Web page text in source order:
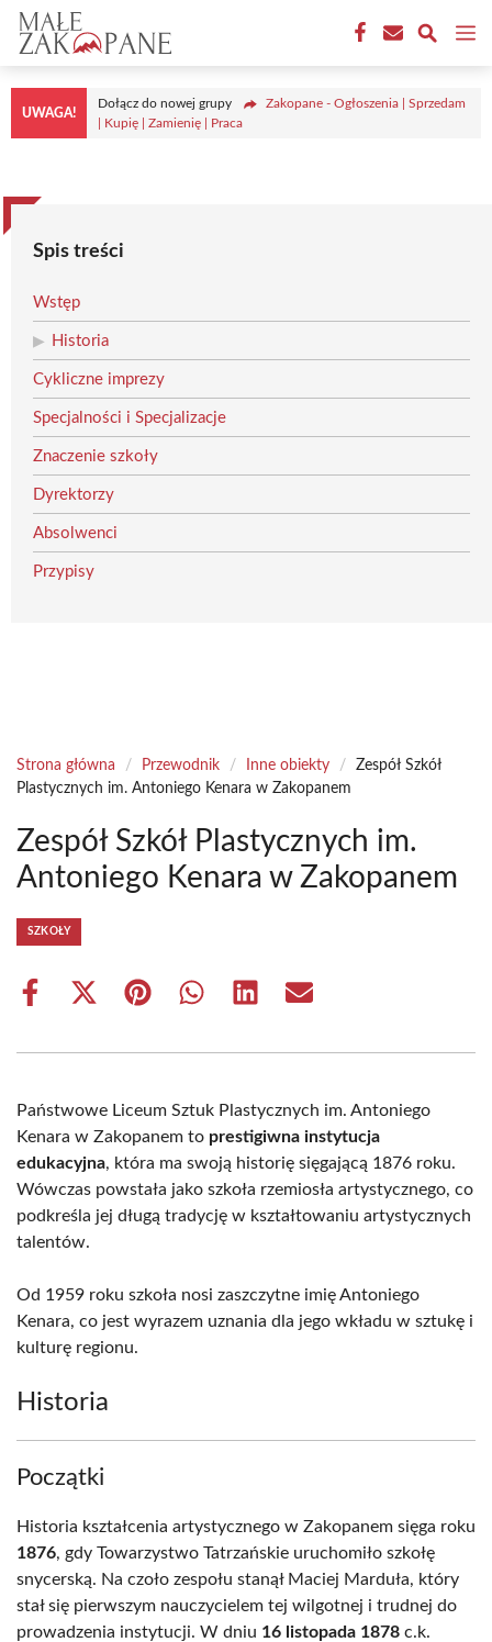
Przejdź
treści
UWAGA!
Dołącz do nowej grupy
Zakopane - Ogłoszenia | Sprzedam
| Kupię | Zamienię | Praca
Spis treści
Wstęp
Historia
Cykliczne imprezy
Specjalności i Specjalizacje
Znaczenie szkoły
Dyrektorzy
Absolwenci
Przypisy
Strona główna / Przewodnik / Inne obiekty /
Zespół Szkół
Plastycznych im. Antoniego Kenara w Zakopanem
Zespół Szkół Plastycznych im.
Antoniego Kenara w Zakopanem
SZKOŁY
Share
Share
(Twitter)
Share Share Share Share
Państwowe Liceum Sztuk Plastycznych im. Antoniego
Kenara w Zakopanem to prestigiwna instytucja
edukacyjna, która ma swoją historię sięgającą 1876 roku.
Wówczas powstała jako szkoła rzemiosła artystycznego, co
podkreśla jej długą tradycję w kształtowaniu artystycznych
talentów.
Od 1959 roku szkoła nosi zaszczytne imię Antoniego
Kenara, co jest wyrazem uznania dla jego wkładu w sztukę i
kulturę regionu.
Historia
Początki
Historia kształcenia artystycznego w Zakopanem sięga roku
1876, gdy Towarzystwo Tatrzańskie uruchomiło szkołę
snycerską. Na czoło zespołu stanął Maciej Marduła, który
stał się pierwszym nauczycielem tej wilgotnej i trudnej do
prowadzenia instytucji. W dniu 16 listopada 1878 c.k.